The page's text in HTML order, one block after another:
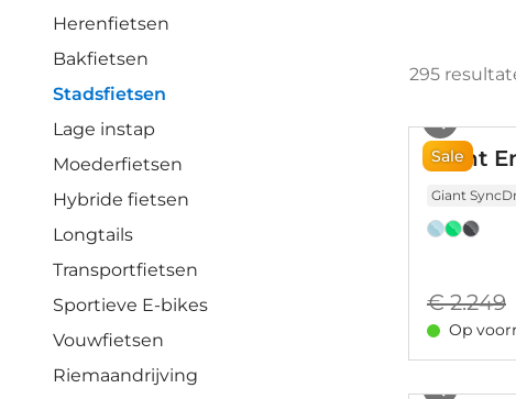
Herenfietsen
Bakfietsen
Stadsfietsen
Lage instap
Moederfietsen
Hybride fietsen
Longtails
Transportfietsen
Sportieve E-bikes
Vouwfietsen
Riemaandrijving
295
Sale
Giant
Giant
€ 2.249
Op